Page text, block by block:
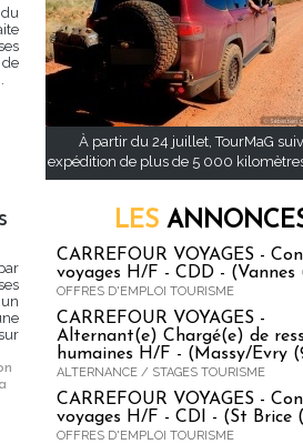
À partir du 24 juillet, TourMaG
expédition de plus de 5 000 kilomètres
LES
CARREFOUR VOYAGES -
voyages H/F - CDD - (Vannes
OFFRES D'EMPLOI TOURISME
CARREFOUR VOYAGES -
Alternant(e) Chargé(e) de
humaines H/F - (Massy/Evry
ALTERNANCE / STAGES TOURISME
CARREFOUR VOYAGES -
voyages H/F - CDI - (St Brice
OFFRES D'EMPLOI TOURISME